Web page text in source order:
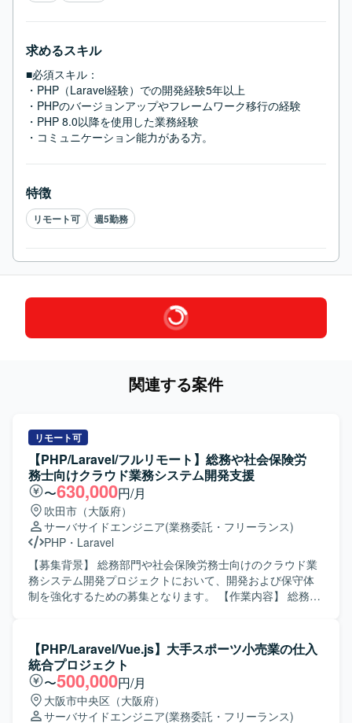
求めるスキル
■必須スキル：
・PHP（Laravel経験）での開発経験5年以上
・PHPのバージョンアップやフレームワーク移行の経験
・PHP 8.0以降を使用した業務経験
・コミュニケーション能力がある方。
特徴
リモート可 週5勤務
関連する案件
リモート可
【PHP/Laravel/フルリモート】総務や社会保険労
務士向けクラウド業務システム開発支援
〜630,000円/月
吹田市（大阪府）
サーバサイドエンジニア(業務委託・フリーランス)
PHP ・ Laravel
【募集背景】 総務部門や社会保険労務士向けのクラウド業
務システム開発プロジェクトにおいて、開発および保守体
制を強化するための募集となります。 【作業内容】 総務や
一連の工程をご担当いただきます。 担当案件の進行に伴う
タスク整理や仕様調整、開発メンバーとの連携を行いなが
ら、システムの品質向上と機能拡充を進めていただきま
す。 【求める人物像】 要件定義や基本設計など上流工程を
主体的に推進できる方を求めています。 SE、PG、管理と
【PHP/Laravel/Vue.js】大手スポーツ小売業の仕入
統合プロジェクト
〜500,000円/月
大阪市中央区（大阪府）
サーバサイドエンジニア(業務委託・フリーランス)